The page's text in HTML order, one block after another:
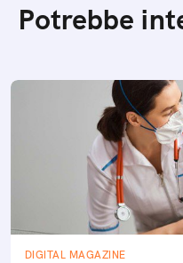
Potrebbe
DIGITAL MAGAZINE